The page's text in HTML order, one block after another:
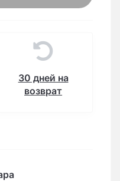
30 дней на
возврат